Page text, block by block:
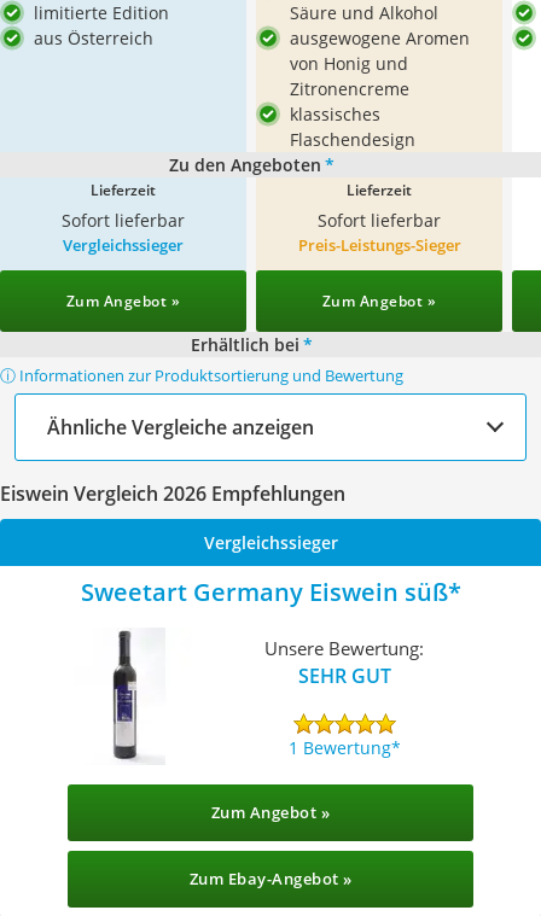
limitierte Edition
aus Österreich
Säure und Alkohol
ausgewogene Aromen
von Honig und
Zitronencreme
klassisches
Flaschendesign
Zu den Angeboten *
Lieferzeit
Sofort lieferbar
Lieferzeit
Sofort lieferbar
Vergleichssieger
Zum Angebot »
Preis-Leistungs-Sieger
Zum Angebot »
Erhältlich bei *
ⓘ Informationen zur Produktsortierung und Bewertung
Ähnliche Vergleiche anzeigen
Eiswein Vergleich 2026 Empfehlungen
Vergleichssieger
Sweetart Germany Eiswein süß
Unsere Bewertung:
SEHR GUT
1 Bewertung
Zum Angebot »
Zum Ebay-Angebot »